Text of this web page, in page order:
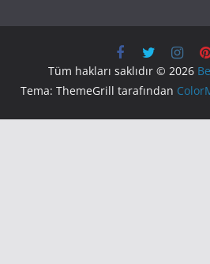
Tüm hakları saklıdır © 2026
Tema: ThemeGrill tarafından